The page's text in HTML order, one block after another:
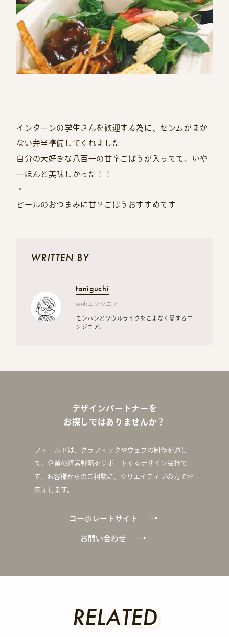
インターンの学生さんを歓迎する為に、センムがまか
ない弁当準備してくれました
自分の大好きな八百一の甘辛ごぼうが入ってて、いや
ーほんと美味しかった！！
・
ビールのおつまみに甘辛ごぼうおすすめです
WRITTEN BY
taniguchi
webエンジニア
モンハンとソウルライクをこよなく愛するエ
ンジニア。
デザインパートナーを
お探しではありませんか？
フィールドは、グラフィックやウェブの制作を通し
て、企業の経営戦略をサポートするデザイン会社で
す。お客様からのご相談に、クリエイティブの力でお
応えします。
コーポレートサイト
お問い合わせ
RELATED
RELATED